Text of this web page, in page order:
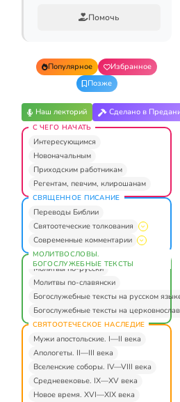
Помочь
Популярное
Избранное
Позже
Наш лекторий Сделано в
С ЧЕГО НАЧАТЬ
Интересующимся
Новоначальным
Приходским работникам
Регентам, певчим, клирошанам
СВЯЩЕННОЕ ПИСАНИЕ
Переводы Библии
Святоотеческие толкования
Современные комментарии
МОЛИТВОСЛОВЫ.
БОГОСЛУЖЕБНЫЕ ТЕКСТЫ
Молитвы по-русски
Молитвы по-славянски
Богослужебные тексты на русском
Богослужебные тексты на
СВЯТООТЕЧЕСКОЕ НАСЛЕДИЕ
Мужи апостольские. I—II века
Апологеты. II—III века
Вселенские соборы. IV—VIII века
Средневековье. IX—XV века
Новое время. XVI—XIX века